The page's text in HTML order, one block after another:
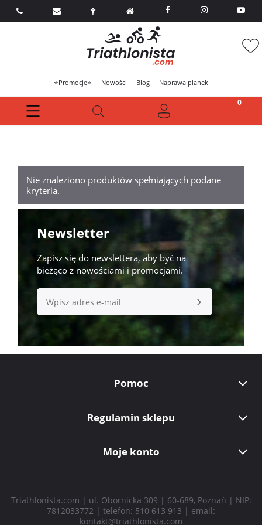
  
⭐Promocje⭐ Nowości Blog Naprawa pianek
Nie znaleziono produktów spełniających podane
kryteria.
Newsletter
Zapisz się do newslettera, aby być na
bieżąco z nowościami i promocjami.
Pomoc
Regulamin sklepu
Moje konto
Triathlonista.com | ul. Obornicka 309 | 60-689, Poznań | NIP:
7812033772 | telefon: 510 613 913 | email:
kontakt@triathlonista.com